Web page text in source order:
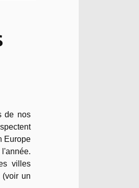
de nos
Europe
villes
un